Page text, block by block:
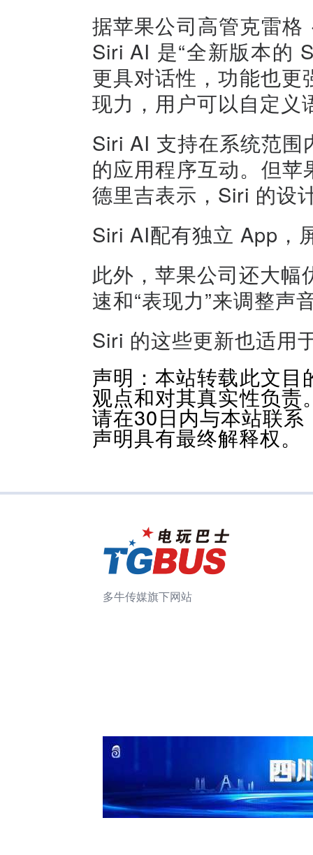
据苹果公司高管克雷
Siri AI 是“全新版本的
更具对话性，功能也
现力，用户可以自定义
Siri AI 支持在系统范围
的应用程序互动。但苹
德里吉表示，Siri 的设
Siri AI配有独立 App，
此外，苹果公司还大
速和“表现力”来调整声
Siri 的这些更新也适用
声明：本站转载此文
观点和对其真实性负
请在30日内与本站联
声明具有最终解释权。
多牛传媒旗下网站